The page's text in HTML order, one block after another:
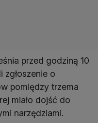
przed godziną 10
zgłoszenie o
pomiędzy trzema
miało dojść do
narzędziami.